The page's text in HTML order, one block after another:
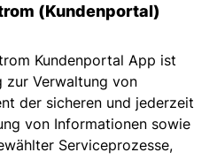
(Kundenportal)
Kundenportal App ist
zur Verwaltung von
der sicheren und jederzeit
von Informationen sowie
Serviceprozesse,